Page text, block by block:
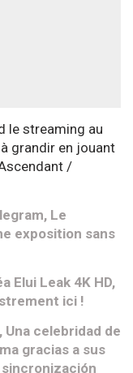
le streaming au
grandir en jouant
/
Le
exposition sans
Elui Leak 4K HD,
ici !
Una celebridad de
gracias a sus